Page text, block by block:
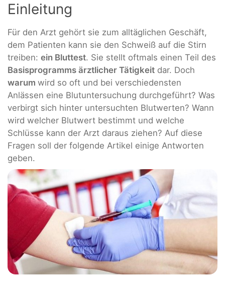
Einleitung
Für den Arzt gehört sie zum alltäglichen Geschäft,
dem Patienten kann sie den Schweiß auf die Stirn
treiben: ein Bluttest. Sie stellt oftmals einen Teil des
Basisprogramms ärztlicher Tätigkeit dar. Doch
warum wird so oft und bei verschiedensten
Anlässen eine Blutuntersuchung durchgeführt? Was
verbirgt sich hinter untersuchten Blutwerten? Wann
wird welcher Blutwert bestimmt und welche
Schlüsse kann der Arzt daraus ziehen? Auf diese
Fragen soll der folgende Artikel einige Antworten
geben.